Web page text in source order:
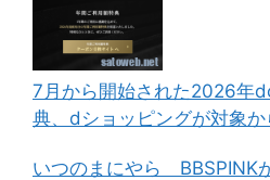
7月から開始された2026年
典、dショッピングが対象か
いつのまにやら BBSPINK